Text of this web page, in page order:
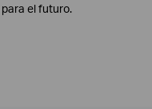
el futuro.